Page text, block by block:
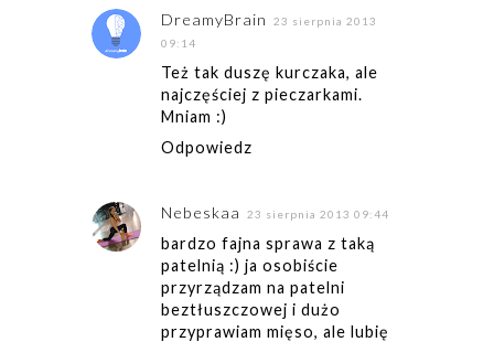
DreamyBrain
23 sierpnia 2013
09:14
Też tak duszę kurczaka, ale
najczęściej z pieczarkami.
Mniam :)
Odpowiedz
Nebeskaa 23 sierpnia 2013 09:44
bardzo fajna sprawa z taką
patelnią :) ja osobiście
przyrządzam na patelni
beztłuszczowej i dużo
przyprawiam mięso, ale lubię